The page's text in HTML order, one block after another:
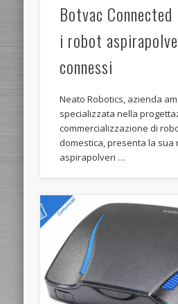
Botvac
i robot
connessi
Neato Robotics, azienda
specializzata nella
commercializzazione di
domestica, presenta la sua
aspirapolveri …